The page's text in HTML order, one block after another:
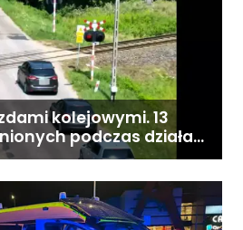
kolejowymi. 13
podczas działań
kolejowy”